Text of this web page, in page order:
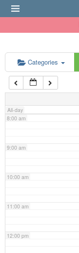
Categories
All-day
6:00 am
7:00 am
8:00 am
9:00 am
10:00 am
11:00 am
12:00 pm